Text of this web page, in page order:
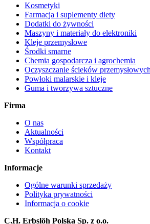
Kosmetyki
Farmacja i suplementy diety
Dodatki do żywności
Maszyny i materiały do elektroniki
Kleje przemysłowe
Środki smarne
Chemia gospodarcza i agrochemia
Oczyszczanie ścieków przemysłowych
Powłoki malarskie i kleje
Guma i tworzywa sztuczne
Firma
O nas
Aktualności
Współpraca
Kontakt
Informacje
Ogólne warunki sprzedaży
Polityka prywatności
Informacja o cookie
C.H. Erbslöh Polska Sp. z o.o.